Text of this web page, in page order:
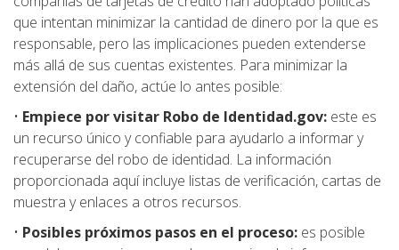
que intentan minimizar la cantidad de dinero por la que es
responsable, pero las implicaciones pueden extenderse
más allá de sus cuentas existentes. Para minimizar la
extensión del daño, actúe lo antes posible:
• Empiece por visitar Robo de Identidad.gov: este es
un recurso único y confiable para ayudarlo a informar y
recuperarse del robo de identidad. La información
proporcionada aquí incluye listas de verificación, cartas de
muestra y enlaces a otros recursos.
• Posibles próximos pasos en el proceso: es posible